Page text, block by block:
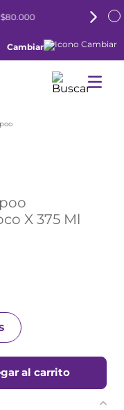
Cambiar
X 375 Ml
al carrito